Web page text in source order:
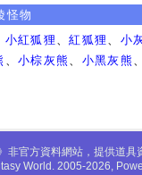
怪物
小紅狐狸 、紅狐狸 、 小
、小棕灰熊 、 小黑灰熊
官方資料網站，提供道
World. 2005-2026,